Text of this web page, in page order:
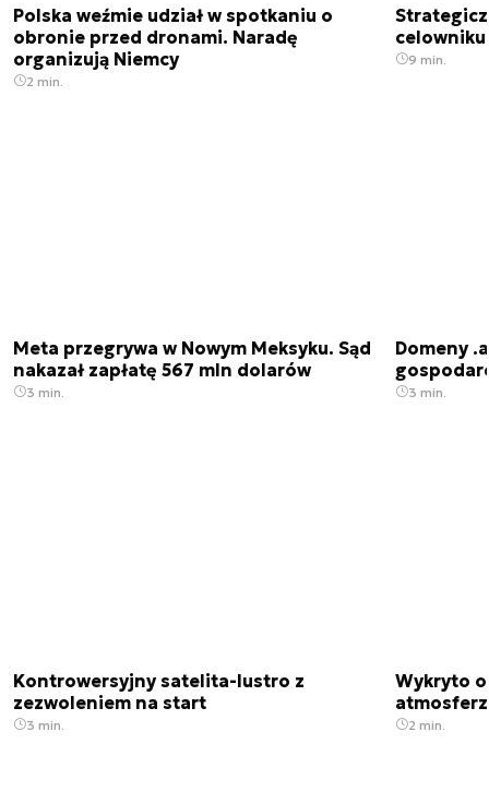
Polska weźmie udział w spotkaniu o
obronie przed dronami. Naradę
organizują Niemcy
2 min.
9 min.
Meta przegrywa w Nowym Meksyku. Sąd
nakazał zapłatę 567 mln dolarów
3 min.
Domeny
3 min.
Kontrowersyjny satelita-lustro z
zezwoleniem na start
3 min.
Wykryto
2 min.